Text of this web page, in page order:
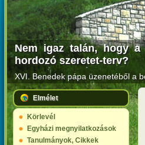
Nem igaz talán, hogy a
hordozó szeretet-terv?
XVI. Benedek pápa üzenetéből a
Elmélet
Körlevél
Egyházi megnyilatkozások
Tanulmányok, Cikkek